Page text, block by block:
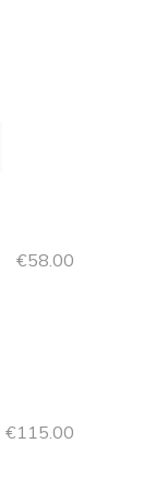
€58.00
€115.00